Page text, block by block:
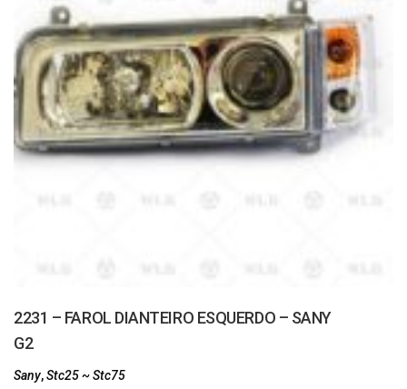
2231 – FAROL DIANTEIRO ESQUERDO – SANY
G2
Sany,Stc25 ~ Stc75